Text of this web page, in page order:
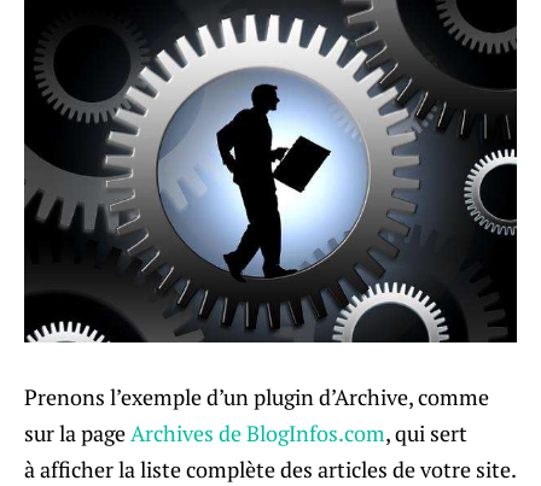
Prenons l’exemple d’un plugin d’Archive, comme
sur la pageArchives de BlogInfos.com, qui sert
à afficher la liste complète des articles de votre site.